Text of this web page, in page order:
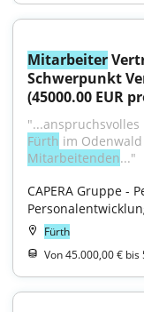
Mitarbeiter
Schwerpunkt
(45000.00 EUR
Fürth
Mitarbeitenden..."
CAPERA Gruppe -
Fürth
Von 45.000,00 € bis